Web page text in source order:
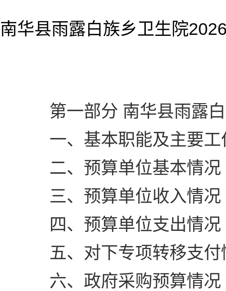
南华县雨露白族乡卫生院
第一部分 南华县雨露
一、基本职能及主要工
二、预算单位基本情况
三、预算单位收入情况
四、预算单位支出情况
五、对下专项转移支付
六、政府采购预算情况